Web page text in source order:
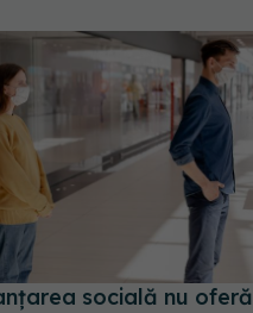
socială nu oferă